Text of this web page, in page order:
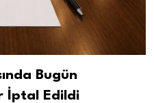
Bugün
İptal Edildi